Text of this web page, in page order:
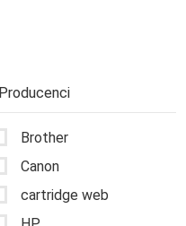
Producenci
Brother
Canon
cartridge web